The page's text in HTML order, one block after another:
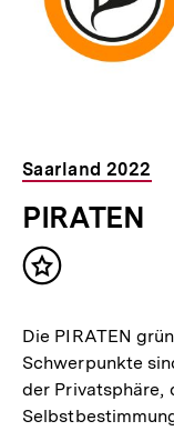
Saarland 2022
PIRATEN
Inhalt
Die PIRATEN
Schwerpunkte
der Privatsphäre,